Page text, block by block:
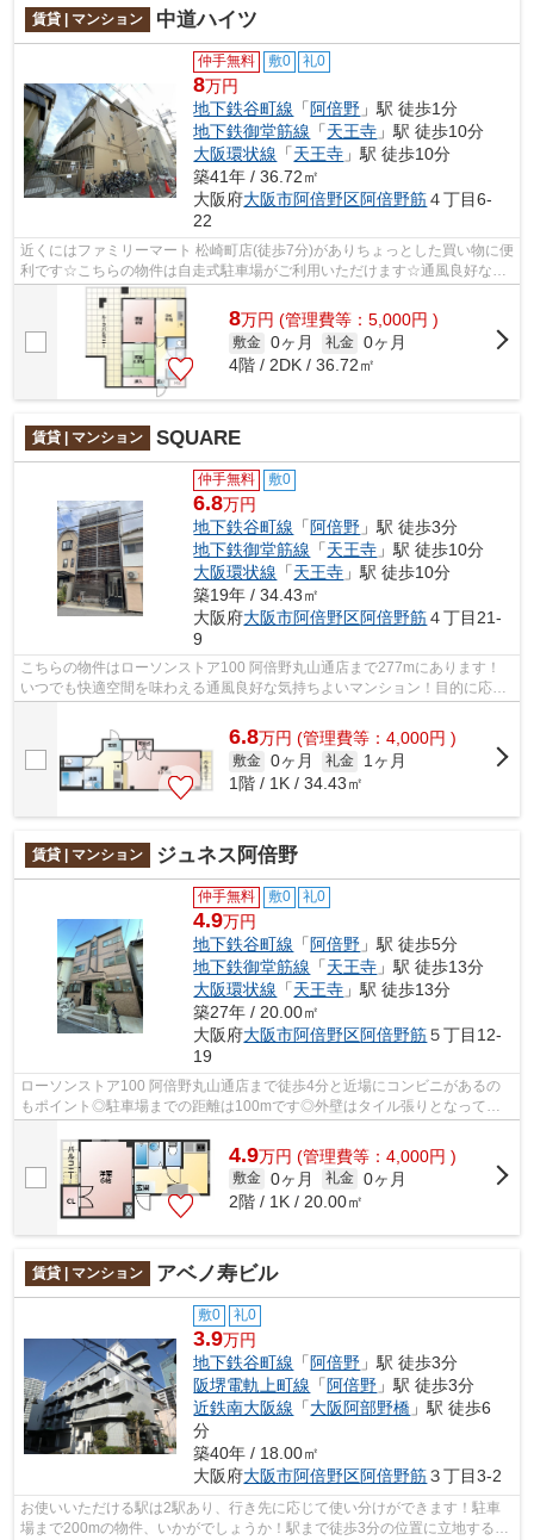
賃貸 | マンション 中道ハイツ
仲手無料 敷0 礼0
8万円
地下鉄谷町線 「 阿倍野 」駅 徒歩1分
地下鉄御堂筋線 「天王寺 」駅 徒歩10分
大阪環状線 「天王寺 」駅 徒歩10分
築41年 / 36.72㎡
大阪府大阪市阿倍野区阿倍野筋４丁目6-
22
近くにはファミリーマート 松崎町店(徒歩7分)がありちょっとした買い物に便
利です☆こちらの物件は自走式駐車場がご利用いただけます☆通風良好な物
件です☆当社イチオシの物件の「中道ハ...
8万円 (管理費等：5,000円 )
敷金 0ヶ月 礼金 0ヶ月
4階 / 2DK / 36.72㎡
賃貸 | マンション SQUARE
仲手無料 敷0
6.8万円
地下鉄谷町線 「阿倍野 」駅 徒歩3分
地下鉄御堂筋線 「天王寺 」駅 徒歩10分
大阪環状線 「天王寺 」駅 徒歩10分
築19年 / 34.43㎡
大阪府大阪市阿倍野区阿倍野筋４丁目21-
9
こちらの物件はローソンストア100 阿倍野丸山通店まで277mにあります！
いつでも快適空間を味わえる通風良好な気持ちよいマンション！目的に応じ
6.8万円 (管理費等：4,000円 )
敷金 0ヶ月 礼金
1ヶ月
1階 / 1K / 34.43㎡
賃貸 | マンション ジュネス阿倍野
仲手無料 敷0 礼0
4.9万円
地下鉄谷町線 「 阿倍野 」駅 徒歩5分
地下鉄御堂筋線 「天王寺 」駅 徒歩13分
大阪環状線 「天王寺 」駅 徒歩13分
築27年 / 20.00㎡
大阪府大阪市阿倍野区阿倍野筋５丁目12-
19
ローソンストア100 阿倍野丸山通店まで徒歩4分と近場にコンビニがあるの
もポイント◎駐車場までの距離は100mです◎外壁はタイル張りとなってい
4.9万円 (管理費等：4,000円 )
敷金 0ヶ月 礼金 0ヶ月
2階 / 1K / 20.00㎡
賃貸 | マンション アベノ寿ビル
敷0 礼0
3.9万円
地下鉄谷町線 「 阿倍野 」駅 徒歩3分
阪堺電軌上町線 「 阿倍野 」駅 徒歩3分
近鉄南大阪線 「大阪阿部野橋 」駅 徒歩6
分
築40年 / 18.00㎡
大阪府大阪市阿倍野区阿倍野筋３丁目3-2
お使いいただける駅は2駅あり、行き先に応じて使い分けができます！駐車
場まで200mの物件、いかがでしょうか！駅まで徒歩3分の位置に立地する、